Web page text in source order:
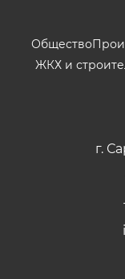
Общество
ЖКХ и
г.